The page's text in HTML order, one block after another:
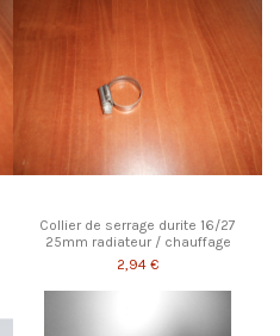
Collier de serrage durite 16/27
25mm radiateur / chauffage
2,94 €